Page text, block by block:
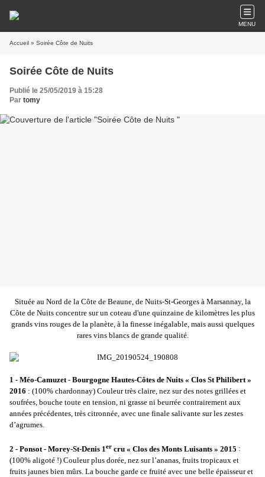
MENU
Accueil » Soirée Côte de Nuits
Soirée Côte de Nuits
Publié le 25/05/2019 à 15:28
Par tomy
Située au Nord de la Côte de Beaune, de Nuits-St-Georges à Marsannay, la
Côte de Nuits concentre sur un coteau d'une quinzaine de kilomètres les plus
grands vins rouges de la planète, à la finesse inégalable, mais aussi quelques
rares vins blancs de grande qualité.
1 - Méo-Camuzet - Bourgogne Hautes-Côtes de Nuits « Clos St Philibert »
2016 : (100% chardonnay) Couleur très claire, nez sur des notes grillées et
soufrées, bouche toute en tension, ni grasse ni beurrée contrairement aux
années précédentes, très citronnée, avec une finale salivante sur les zestes
d’agrumes.
2 - Ponsot - Morey-St-Denis 1er cru « Clos des Monts Luisants » 2015 :
(100% aligoté !) Couleur plus dorée, nez sur l’ananas, fruits tropicaux et
fruits jaunes bien mûrs. La bouche garde ce fruité avec une belle épaisseur et